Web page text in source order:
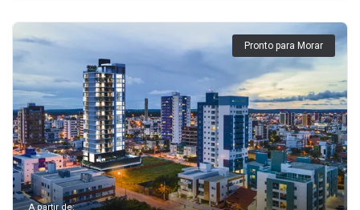
Pronto para Morar
A partir de: